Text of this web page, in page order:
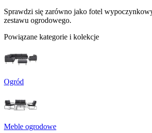
Sprawdzi się zarówno jako fotel
zestawu ogrodowego.
Powiązane kategorie i kolekcje
Ogród
Meble ogrodowe